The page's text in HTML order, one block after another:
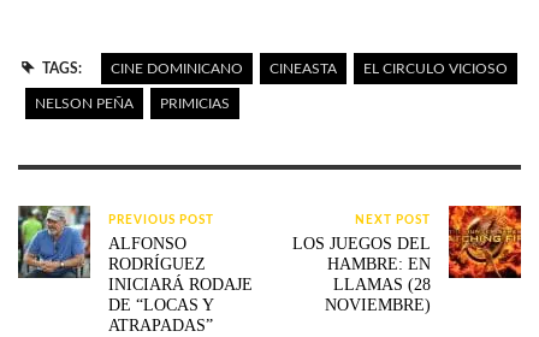
TAGS: CINE DOMINICANO CINEASTA EL CIRCULO VICIOSO
NELSON PEÑA PRIMICIAS
PREVIOUS POST
ALFONSO
RODRÍGUEZ
INICIARÁ RODAJE
DE “LOCAS Y
ATRAPADAS”
NEXT POST
LOS JUEGOS DEL
HAMBRE: EN
LLAMAS (28
NOVIEMBRE)